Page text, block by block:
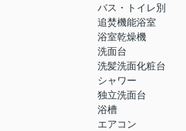
バス・トイレ別
追焚機能浴室
浴室乾燥機
洗面台
洗髪洗面化粧台
シャワー
独立洗面台
浴槽
エアコン